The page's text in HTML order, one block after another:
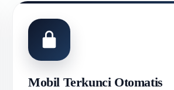
Mobil Terkunci Otomatis